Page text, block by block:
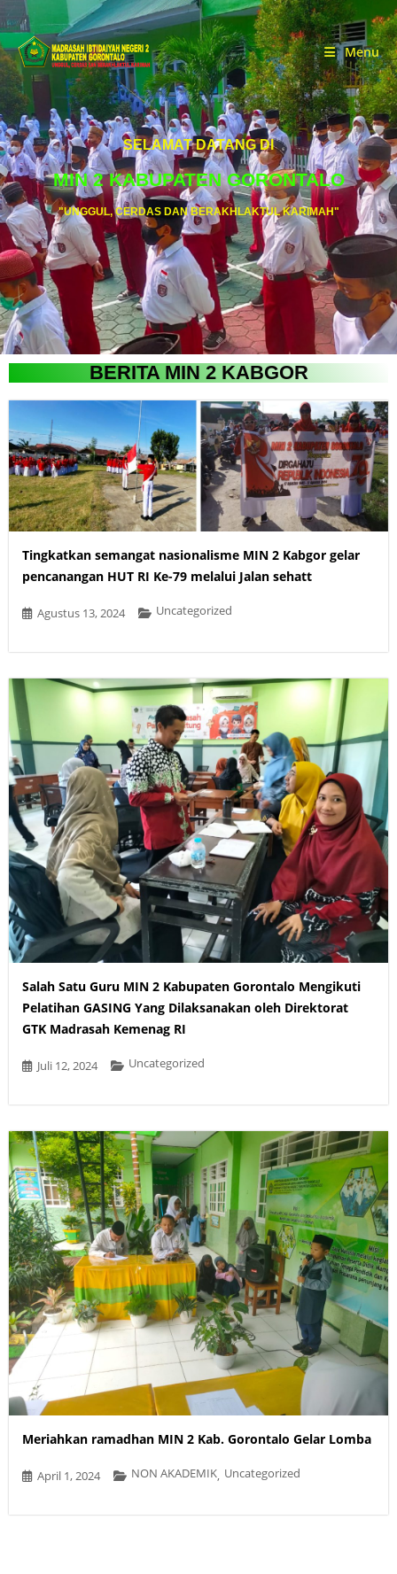
Menu
SELAMAT DATANG DI
MIN 2 KABUPATEN GORONTALO
"UNGGUL, CERDAS DAN BERAKHLAKTUL KARIMAH"
BERITA MIN 2 KABGOR
Tingkatkan semangat nasionalisme MIN 2 Kabgor gelar
pencanangan HUT RI Ke-79 melalui Jalan sehatt
Agustus 13, 2024 Uncategorized
Salah Satu Guru MIN 2 Kabupaten Gorontalo Mengikuti
Pelatihan GASING Yang Dilaksanakan oleh Direktorat
GTK Madrasah Kemenag RI
Juli 12, 2024 Uncategorized
Meriahkan ramadhan MIN 2 Kab. Gorontalo Gelar Lomba
April 1, 2024 NON AKADEMIK, Uncategorized